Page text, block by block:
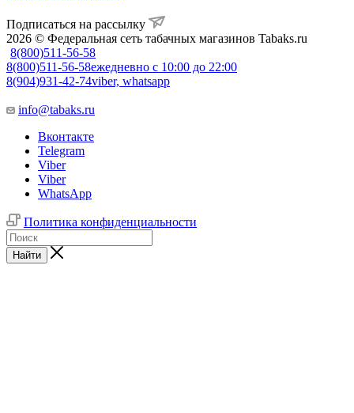
Подписаться на рассылку
2026 © Федеральная сеть табачных магазинов Tabaks.ru
8(800)511-56-58
8(800)511-56-58ежедневно с 10:00 до 22:00
8(904)931-42-74viber, whatsapp
info@tabaks.ru
Вконтакте
Telegram
Viber
Viber
WhatsApp
Политика конфиденциальности
Найти